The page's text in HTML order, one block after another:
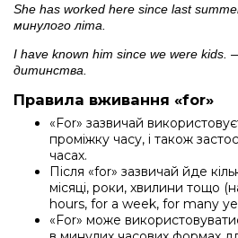
She has worked here since last
минулого літа.
I have known him since we were kids.
дитинства.
Правила вживання «for»
«For» зазвичай
проміжку часу, і також
часах.
Після «for» зазвичай йде
місяці, роки, хвилини тощо
hours, for a week, for many
«For» може